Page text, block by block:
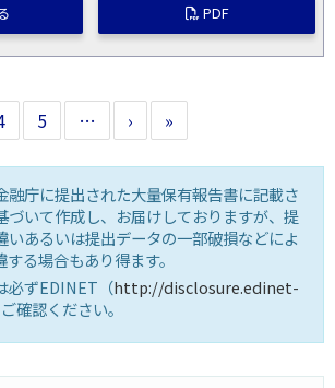
PDF
5 … › »
融庁に提出された大量保有報告書に記載さ
づいて作成し、お届けしておりますが、提
いあるいは提出データの一部破損などによ
る場合もあり得ます。
必ずEDINET（http://disclosure.edinet-
確認ください。